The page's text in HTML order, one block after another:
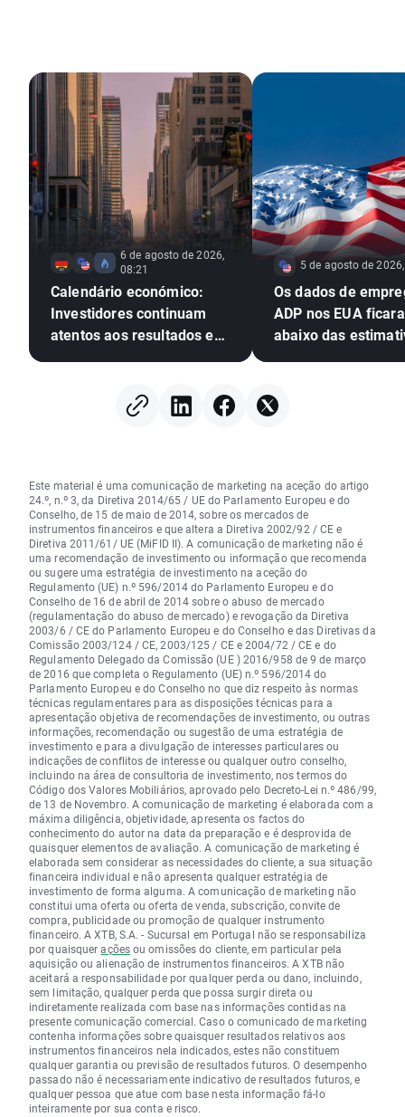
6 de agosto de 2026,
08:21
Calendário económico:
Investidores continuam
atentos aos resultados em
5 de agosto de
Os dados de
ADP nos EUA
abaixo das
Este material é uma comunicação de marketing na aceção do artigo
24.º, n.º 3, da Diretiva 2014/65 / UE do Parlamento Europeu e do
Conselho, de 15 de maio de 2014, sobre os mercados de
instrumentos financeiros e que altera a Diretiva 2002/92 / CE e
Diretiva 2011/61/ UE (MiFID II). A comunicação de marketing não é
uma recomendação de investimento ou informação que recomenda
ou sugere uma estratégia de investimento na aceção do
Regulamento (UE) n.º 596/2014 do Parlamento Europeu e do
Conselho de 16 de abril de 2014 sobre o abuso de mercado
(regulamentação do abuso de mercado) e revogação da Diretiva
2003/6 / CE do Parlamento Europeu e do Conselho e das Diretivas da
Comissão 2003/124 / CE, 2003/125 / CE e 2004/72 / CE e do
Regulamento Delegado da Comissão (UE ) 2016/958 de 9 de março
de 2016 que completa o Regulamento (UE) n.º 596/2014 do
Parlamento Europeu e do Conselho no que diz respeito às normas
técnicas regulamentares para as disposições técnicas para a
apresentação objetiva de recomendações de investimento, ou outras
informações, recomendação ou sugestão de uma estratégia de
investimento e para a divulgação de interesses particulares ou
indicações de conflitos de interesse ou qualquer outro conselho,
incluindo na área de consultoria de investimento, nos termos do
Código dos Valores Mobiliários, aprovado pelo Decreto-Lei n.º 486/99,
de 13 de Novembro. A comunicação de marketing é elaborada com a
máxima diligência, objetividade, apresenta os factos do
conhecimento do autor na data da preparação e é desprovida de
quaisquer elementos de avaliação. A comunicação de marketing é
elaborada sem considerar as necessidades do cliente, a sua situação
financeira individual e não apresenta qualquer estratégia de
investimento de forma alguma. A comunicação de marketing não
constitui uma oferta ou oferta de venda, subscrição, convite de
compra, publicidade ou promoção de qualquer instrumento
financeiro. A XTB, S.A. - Sucursal em Portugal não se responsabiliza
por quaisqueraçõesou omissões do cliente, em particular pela
aquisição ou alienação de instrumentos financeiros. A XTB não
aceitará a responsabilidade por qualquer perda ou dano, incluindo,
sem limitação, qualquer perda que possa surgir direta ou
indiretamente realizada com base nas informações contidas na
presente comunicação comercial. Caso o comunicado de marketing
contenha informações sobre quaisquer resultados relativos aos
instrumentos financeiros nela indicados, estes não constituem
qualquer garantia ou previsão de resultados futuros. O desempenho
passado não é necessariamente indicativo de resultados futuros, e
qualquer pessoa que atue com base nesta informação fá-lo
inteiramente por sua conta e risco.